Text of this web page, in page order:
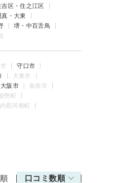
吉区・住之江区
・大東
堺・中百舌鳥
守口市
大東市
阪市
泉南市
勢町
郡河南町
口コミ数順